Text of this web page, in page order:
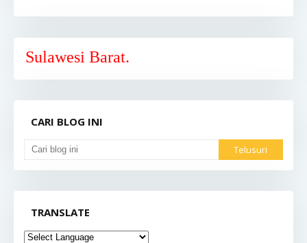
Barat.
CARI BLOG INI
TRANSLATE